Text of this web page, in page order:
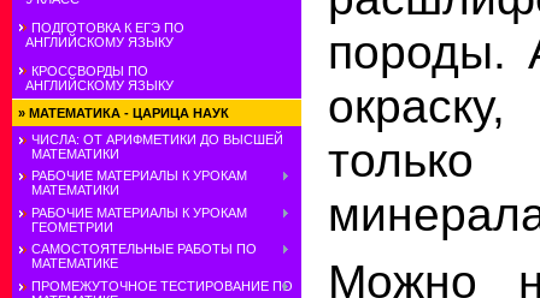
ПОДГОТОВКА К ЕГЭ ПО
АНГЛИЙСКОМУ ЯЗЫКУ
КРОССВОРДЫ ПО
АНГЛИЙСКОМУ ЯЗЫКУ
» МАТЕМАТИКА - ЦАРИЦА НАУК
ЧИСЛА: ОТ АРИФМЕТИКИ ДО ВЫСШЕЙ
МАТЕМАТИКИ
РАБОЧИЕ МАТЕРИАЛЫ К УРОКАМ
МАТЕМАТИКИ
РАБОЧИЕ МАТЕРИАЛЫ К УРОКАМ
ГЕОМЕТРИИ
САМОСТОЯТЕЛЬНЫЕ РАБОТЫ ПО
МАТЕМАТИКЕ
ПРОМЕЖУТОЧНОЕ ТЕСТИРОВАНИЕ ПО
породы.
Можно